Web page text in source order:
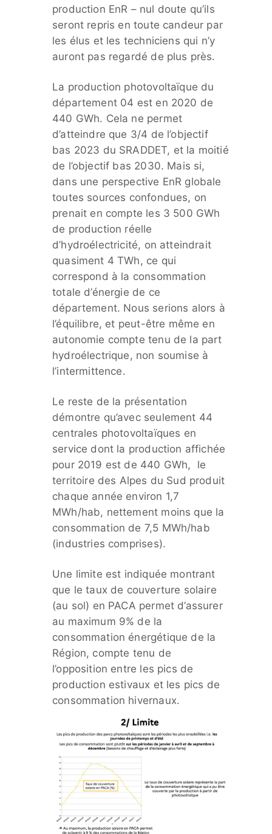
production EnR – nul doute qu’ils
seront repris en toute candeur par
les élus et les techniciens qui n’y
auront pas regardé de plus près.
La production photovoltaïque du
département 04 est en 2020 de
440 GWh. Cela ne permet
d’atteindre que 3/4 de l’objectif
bas 2023 du SRADDET, et la moitié
de l’objectif bas 2030. Mais si,
dans une perspective EnR globale
toutes sources confondues, on
prenait en compte les 3 500 GWh
de production réelle
d’hydroélectricité, on atteindrait
quasiment 4 TWh, ce qui
correspond à la consommation
totale d’énergie de ce
département. Nous serions alors à
l’équilibre, et peut-être même en
autonomie compte tenu de la part
hydroélectrique, non soumise à
l’intermittence.
Le reste de la présentation
démontre qu’avec seulement 44
centrales photovoltaïques en
service dont la production affichée
pour 2019 est de 440 GWh, le
territoire des Alpes du Sud produit
chaque année environ 1,7
MWh/hab, nettement moins que la
consommation de 7,5 MWh/hab
(industries comprises).
Une limite est indiquée montrant
que le taux de couverture solaire
(au sol) en PACA permet d’assurer
au maximum 9% de la
consommation énergétique de la
Région, compte tenu de
l’opposition entre les pics de
production estivaux et les pics de
consommation hivernaux.